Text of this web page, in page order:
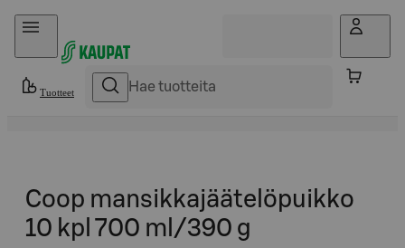
Hyppää sisältöön
Tuotteet
Coop mansikkajäätelöpuikko
10 kpl 700 ml/390 g